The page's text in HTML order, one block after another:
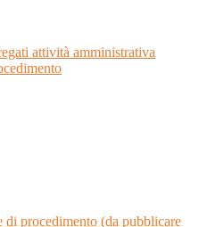
attività amministrativa
di procedimento (da pubblicare